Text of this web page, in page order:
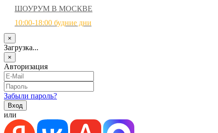
ШОУРУМ В МОСКВЕ
10:00-18:00 будние дни
×
Загрузка...
×
Авторизация
Забыли пароль?
или